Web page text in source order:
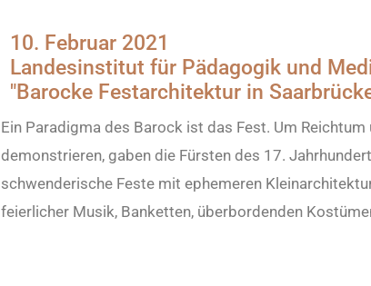
10. Februar 2021
Landesinstitut für Pädagogik und
"Barocke Festarchitektur in
Ein Paradigma des Barock ist das Fest. Um
demonstrieren, gaben die Fürsten des 17.
schwenderische Feste mit ephemeren
feierlicher Musik, Banketten, überbordenden